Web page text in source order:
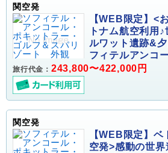
関空発
【WEB限定】<
トナム航空利用
ルワット遺跡&
フィテルアンコ
旅行代金： 243,800〜422,000円
関空発
【WEB限定】
空発>感動の世